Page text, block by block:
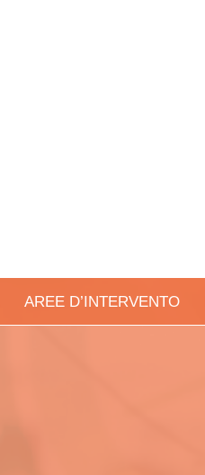
AREE D’INTERVENTO